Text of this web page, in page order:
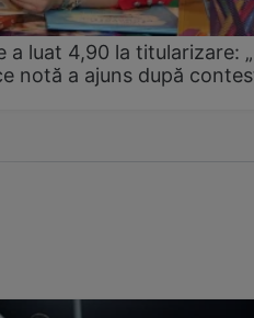
a luat 4,90 la titularizare:
notă a ajuns după